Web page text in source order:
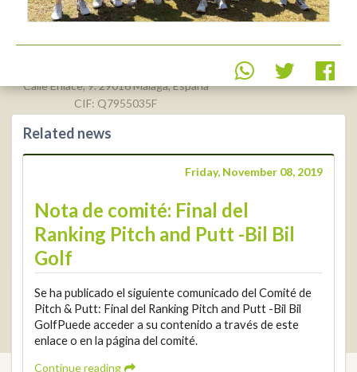
Related news
Friday, November 08, 2019
Nota de comité: Final del
Ranking Pitch and Putt -Bil Bil
Golf
Se ha publicado el siguiente comunicado del Comité de
Pitch & Putt: Final del Ranking Pitch and Putt -Bil Bil
GolfPuede acceder a su contenido a través de este
enlace o en la página del comité.
Continue reading
Real Federación Andaluza de
Calle Enlace, 9. 29016 Málaga, España
CIF: Q7955035F
+34 952 225
590
2026 © Real Federación Andaluza de Golf
Privacy Policy
Cookies Policy
Legal note © DarkSky
Tournaments widget
Login